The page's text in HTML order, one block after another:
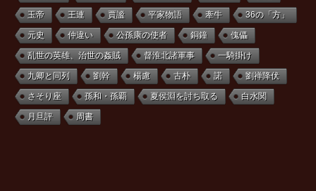
玉帝 王連 賈謐 平家物語 牽牛 36の「方」
元史 仲違い 公孫康の使者 銅鐘 傀儡
乱世の英雄、治世の姦賊 督淮北諸軍事 一騎掛け
九卿と同列 劉幹 楊慮 古朴 諾 劉禅降伏
さそり座 孫和・孫覇 夏侯淵を討ち取る 白水関
月旦評 周書